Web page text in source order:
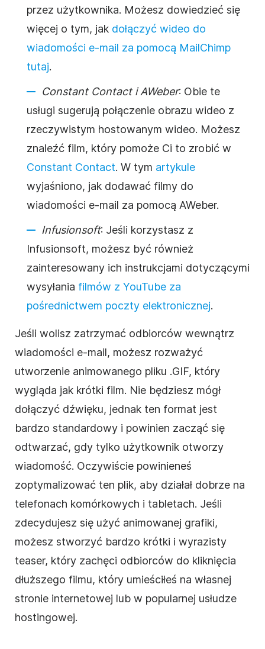
przez użytkownika. Możesz dowiedzieć się
więcej o tym, jak dołączyć wideo do
wiadomości e-mail za pomocą MailChimp
tutaj.
Constant Contact i AWeber: Obie te
usługi sugerują połączenie obrazu wideo z
rzeczywistym hostowanym wideo. Możesz
znaleźć film, który pomoże Ci to zrobić w
Constant Contact. W tym artykule
wyjaśniono, jak dodawać filmy do
wiadomości e-mail za pomocą AWeber.
Infusionsoft: Jeśli korzystasz z
Infusionsoft, możesz być również
zainteresowany ich instrukcjami dotyczącymi
wysyłania filmów z YouTube za
pośrednictwem poczty elektronicznej.
Jeśli wolisz zatrzymać odbiorców wewnątrz
wiadomości e-mail, możesz rozważyć
utworzenie animowanego pliku .GIF, który
wygląda jak krótki film. Nie będziesz mógł
dołączyć dźwięku, jednak ten format jest
bardzo standardowy i powinien zacząć się
odtwarzać, gdy tylko użytkownik otworzy
wiadomość. Oczywiście powinieneś
zoptymalizować ten plik, aby działał dobrze na
telefonach komórkowych i tabletach. Jeśli
zdecydujesz się użyć animowanej grafiki,
możesz stworzyć bardzo krótki i wyrazisty
teaser, który zachęci odbiorców do kliknięcia
dłuższego filmu, który umieściłeś na własnej
stronie internetowej lub w popularnej usłudze
hostingowej.